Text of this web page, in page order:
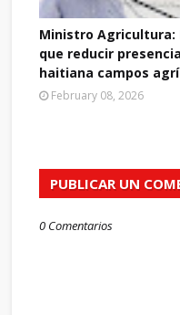
Ministro Agricultura:
que reducir presencia
haitiana campos
February 08, 2026
PUBLICAR UN
0 Comentarios